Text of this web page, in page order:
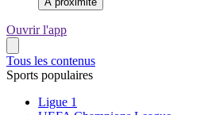
Ouvrir l'app
Tous les contenus
Sports populaires
Ligue 1